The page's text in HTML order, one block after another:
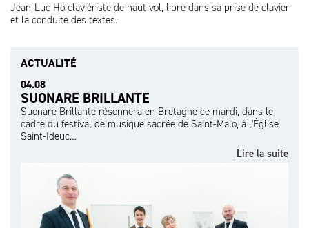
Jean-Luc Ho claviériste de haut vol, libre dans sa prise de clavier
et la conduite des textes.
ACTUALITÉ
04.08
SUONARE BRILLANTE
Suonare Brillante résonnera en Bretagne ce mardi, dans le
cadre du festival de musique sacrée de Saint-Malo, à l'Église
Saint-Ideuc…
Lire la suite